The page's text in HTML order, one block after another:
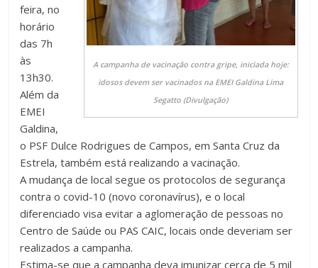
A campanha de vacinação contra gripe, iniciada hoje:
idosos devem ser vacinados na EMEI Galdina Lima
Segatto (Divulgação)
feira, no
horário
das 7h
às
13h30.
Além da
EMEI
Galdina,
o PSF Dulce Rodrigues de Campos, em Santa Cruz da
Estrela, também está realizando a vacinação.
A mudança de local segue os protocolos de segurança
contra o covid-10 (novo coronavírus), e o local
diferenciado visa evitar a aglomeração de pessoas no
Centro de Saúde ou PAS CAIC, locais onde deveriam ser
realizados a campanha.
Estima-se que a campanha deva imunizar cerca de 5 mil